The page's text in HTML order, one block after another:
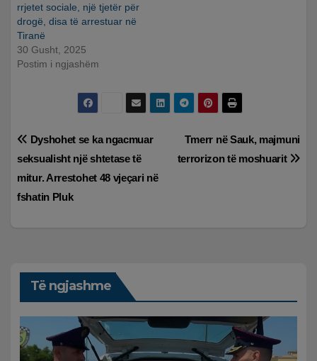
rrjetet sociale, një tjetër për
drogë, disa të arrestuar në
Tiranë
30 Gusht, 2025
Postim i ngjashëm
Lëvizje
te
postimet
Tmerr në Sauk, majmuni
terrorizon të moshuarit
Dyshohet se ka ngacmuar
seksualisht një shtetase të
mitur. Arrestohet 48 vjeçari në
fshatin Pluk
Të ngjashme